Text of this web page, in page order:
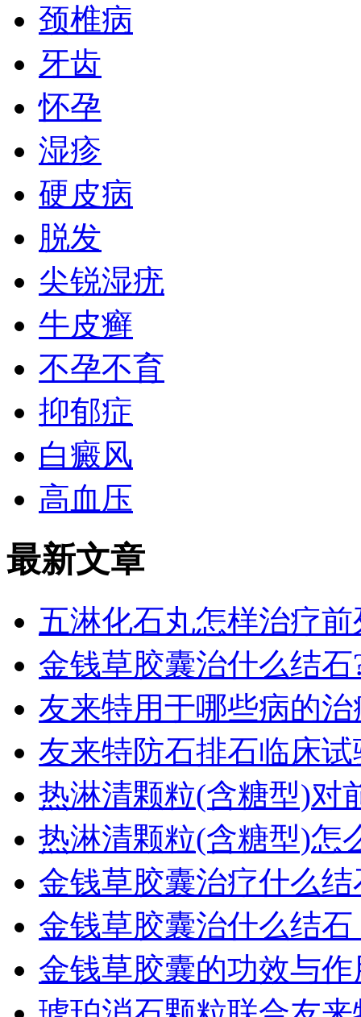
颈椎病
牙齿
怀孕
湿疹
硬皮病
脱发
尖锐湿疣
牛皮癣
不孕不育
抑郁症
白癜风
高血压
最新文章
五淋化石丸怎样治疗前
金钱草胶囊治什么结石
友来特用于哪些病的治
友来特防石排石临床
热淋清颗粒(含糖型)对
热淋清颗粒(含糖型)怎
金钱草胶囊治疗什么
金钱草胶囊治什么结石
金钱草胶囊的功效与